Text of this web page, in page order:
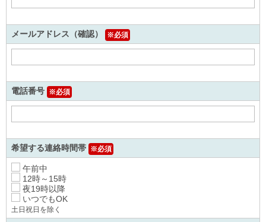
メールアドレス（確認） ※必須
電話番号 ※必須
希望する連絡時間帯 ※必須
午前中
12時～15時
夜19時以降
いつでもOK
土日祝日を除く